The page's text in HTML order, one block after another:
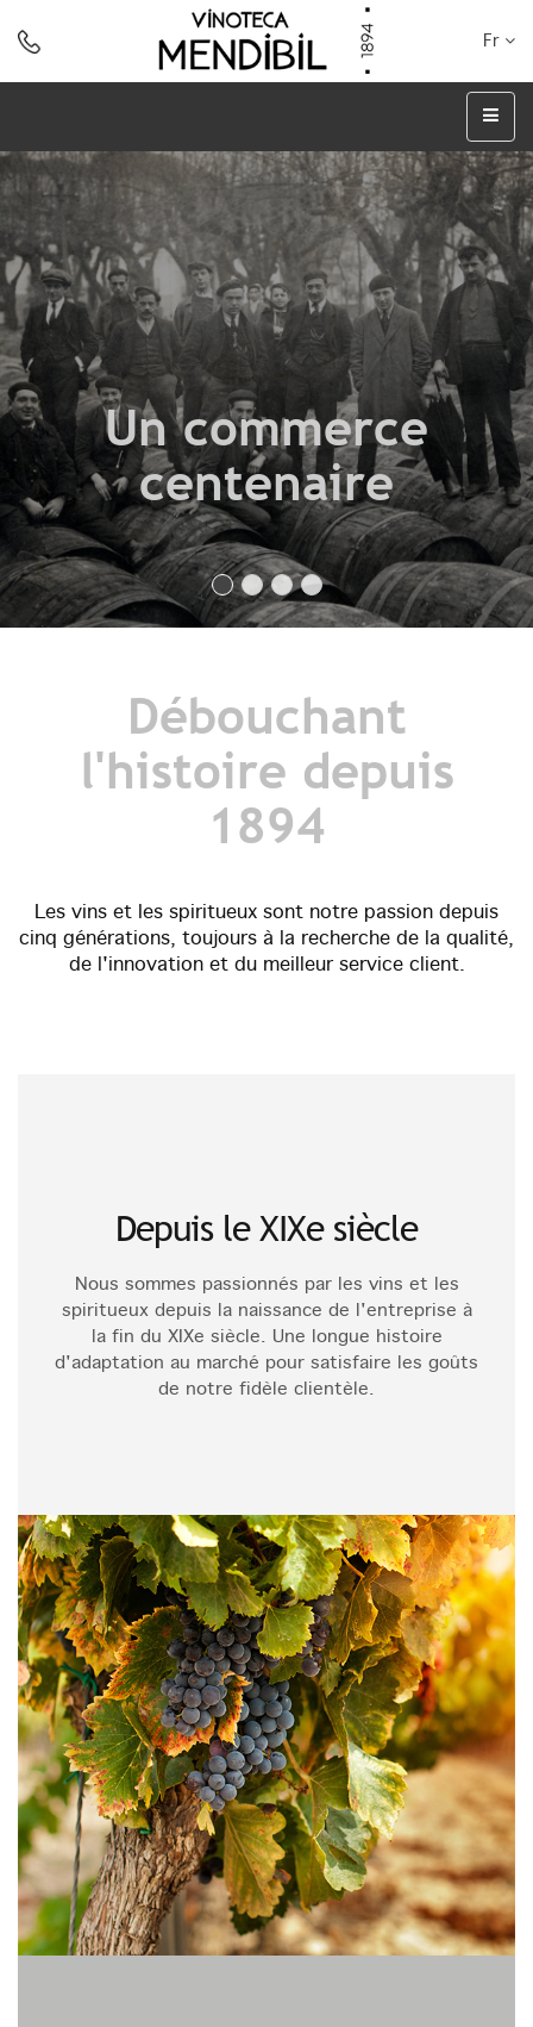
Fr
Un commerce
centenaire
Débouchant
l'histoire depuis
1894
Les vins et les spiritueux sont notre passion depuis
cinq générations, toujours à la recherche de la qualité,
de l'innovation et du meilleur service client.
Depuis le XIXe siècle
Nous sommes passionnés par les vins et les
spiritueux depuis la naissance de l'entreprise à
la fin du XIXe siècle. Une longue histoire
d'adaptation au marché pour satisfaire les goûts
de notre fidèle clientèle.